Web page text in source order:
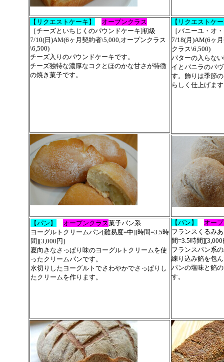
【リクエストケーキ】
オープンクラス
［チーズといちじくのパウンドケーキ]初級
7/10(日)AM(6ヶ月契約者\5,000,オープンクラス
\6,500)
チーズ入りのパウンドケーキです。
チーズ独特な濃厚なコクとほのかな甘さが特徴
の焼き菓子です。
【リクエストケ
［バニーユ・オ
7/18(月)AM(6ヶ
クラス\6,500)
バターの入らな
イとバニラのバ
す。飾りは季節
らしく仕上げま
【パン】 オープンクラス菓子パン系
ヨーグルトクリームパン[難易度=中][時間=3.5時
間][3,000円]
夏向きなさっぱり味のヨーグルトクリームを使
ったクリームパンです。
水切りしたヨーグルトでさわやかでさっぱりし
たクリームを作ります。
【パン】
オー
フランスくるみ
間=3.5時間
フランスパン系
練り込み餡を包
パンの塩味と餡
す。